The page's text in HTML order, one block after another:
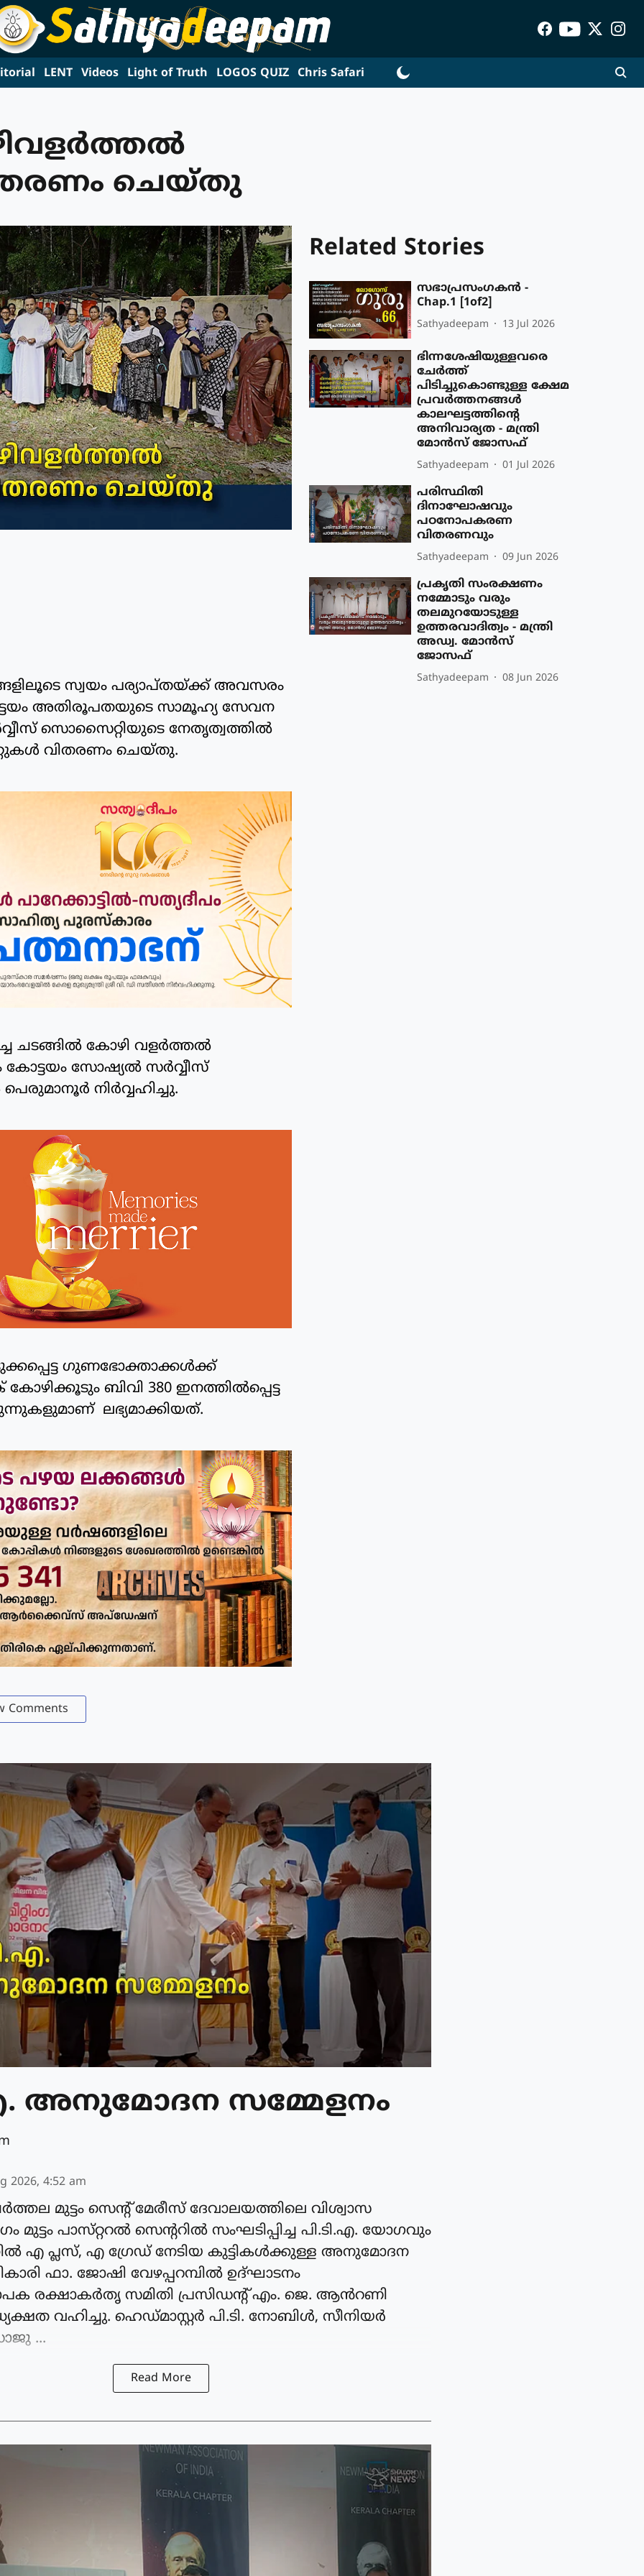
LENT Videos Light of Truth LOGOS QUIZ Chris Safari
ചെയ്തു
സ്വയം പര്യാപ്തയ്ക്ക് അവസരം
അതിരൂപതയുടെ സാമൂഹ്യ സേവന
സൊസൈറ്റിയുടെ നേതൃത്വത്തില്‍
വിതരണം ചെയ്തു.
ചടങ്ങില്‍ കോഴി വളര്‍ത്തല്‍
സോഷ്യല്‍ സര്‍വ്വീസ്
നിര്‍വ്വഹിച്ചു.
ഗുണഭോക്താക്കള്‍ക്ക്
ബിവി 380 ഇനത്തില്‍പ്പെട്ട
ലഭ്യമാക്കിയത്.
Comments
Related Stories
സഭാപ്രസംഗകൻ -
Chap.1 [1of2]
Sathyadeepam 13 Jul 2026
ഭിന്നശേഷിയുള്ളവരെ
ചേര്‍ത്ത്
പിടിച്ചുകൊണ്ടുള്ള ക്ഷേമ
പ്രവര്‍ത്തനങ്ങള്‍
കാലഘട്ടത്തിന്റെ
അനിവാര്യത - മന്ത്രി
മോന്‍സ് ജോസഫ്
Sathyadeepam 01 Jul 2026
പരിസ്ഥിതി
ദിനാഘോഷവും
പഠനോപകരണ
വിതരണവും
Sathyadeepam 09 Jun 2026
പ്രകൃതി സംരക്ഷണം
നമ്മോടും വരും
തലമുറയോടുള്ള
ഉത്തരവാദിത്വം - മന്ത്രി
അഡ്വ. മോന്‍സ്
ജോസഫ്
Sathyadeepam 08 Jun 2026
അനുമോദന സമ്മേളനം
2026, 4:52 am
മുട്ടം സെൻ്റ് മേരീസ് ദേവാലയത്തിലെ വിശ്വാസ
മുട്ടം പാസ്‌റ്ററൽ സെന്ററിൽ സംഘടിപ്പിച്ച പി.ടി.എ. യോഗവും
എ പ്ലസ്, എ ഗ്രേഡ് നേടിയ കുട്ടികൾക്കുള്ള അനുമോദന
ഫാ. ജോഷി വേഴപ്പറമ്പിൽ ഉദ്ഘാടനം
രക്ഷാകർതൃ സമിതി പ്രസിഡന്റ്‌ എം. ജെ. ആൻറണി
വഹിച്ചു. ഹെഡ്മാസ്റ്റർ പി.ടി. നോബിൾ, സീനിയർ
...
Read More